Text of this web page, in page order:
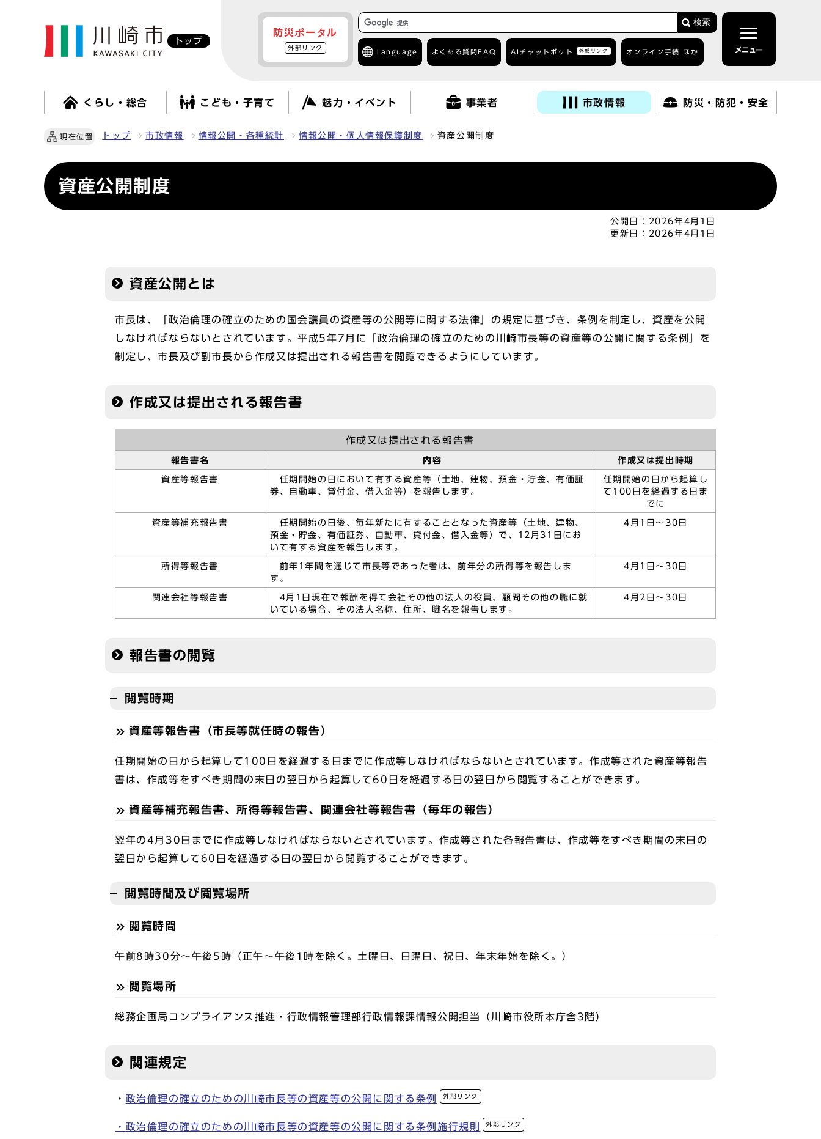
トップ
防災ポータル
外部リンク
検索
Language よくある質問 FAQ AIチャットボット 外部リンク オンライン手続 ほか メニュー
くらし・総合 こども・子育て 魅力・イベント 事業者 市政情報 防災・防犯・安全
現在位置 トップ 市政情報 情報公開・各種統計 情報公開・個人情報保護制度 資産公開制度
資産公開制度
公開日：
2026年4月1日
更新日：
2026年4月1日
資産公開とは
市長は、「政治倫理の確立のための国会議員の資産等の公開等に関する法律」の規定に基づき、条例を制定し、資産を公開
しなければならないとされています。平成5年7月に「政治倫理の確立のための川崎市長等の資産等の公開に関する条例」を
制定し、市長及び副市長から作成又は提出される報告書を閲覧できるようにしています。
作成又は提出される報告書
作成又は提出される報告書
報告書名 内容 作成又は提出時期
資産等報告書
任期開始の日において有する資産等（土地、建物、預金・貯金、有価証
券、自動車、貸付金、借入金等）を報告します。
任期開始の日から起算し
て100日を経過する日ま
でに
資産等補充報告書
任期開始の日後、毎年新たに有することとなった資産等（土地、建物、
預金・貯金、有価証券、自動車、貸付金、借入金等）で、12月31日にお
いて有する資産を報告します。
4月1日～30日
所得等報告書
前年1年間を通じて市長等であった者は、前年分の所得等を報告しま
す。
4月1日～30日
関連会社等報告書
4月1日現在で報酬を得て会社その他の法人の役員、顧問その他の職に就
いている場合、その法人名称、住所、職名を報告します。
4月2日～30日
報告書の閲覧
閲覧時期
資産等報告書（市長等就任時の報告）
任期開始の日から起算して100日を経過する日までに作成等しなければならないとされています。作成等された資産等報告
書は、作成等をすべき期間の末日の翌日から起算して60日を経過する日の翌日から閲覧することができます。
資産等補充報告書、所得等報告書、関連会社等報告書（毎年の報告）
翌年の4月30日までに作成等しなければならないとされています。作成等された各報告書は、作成等をすべき期間の末日の
翌日から起算して60日を経過する日の翌日から閲覧することができます。
閲覧時間及び閲覧場所
閲覧時間
午前8時30分～午後5時（正午～午後1時を除く。土曜日、日曜日、祝日、年末年始を除く。）
閲覧場所
総務企画局コンプライアンス推進・行政情報管理部行政情報課情報公開担当（川崎市役所本庁舎3階）
関連規定
・ 政治倫理の確立のための川崎市長等の資産等の公開に関する条例 外部リンク
・ 政治倫理の確立のための川崎市長等の資産等の公開に関する条例施行規則 外部リンク